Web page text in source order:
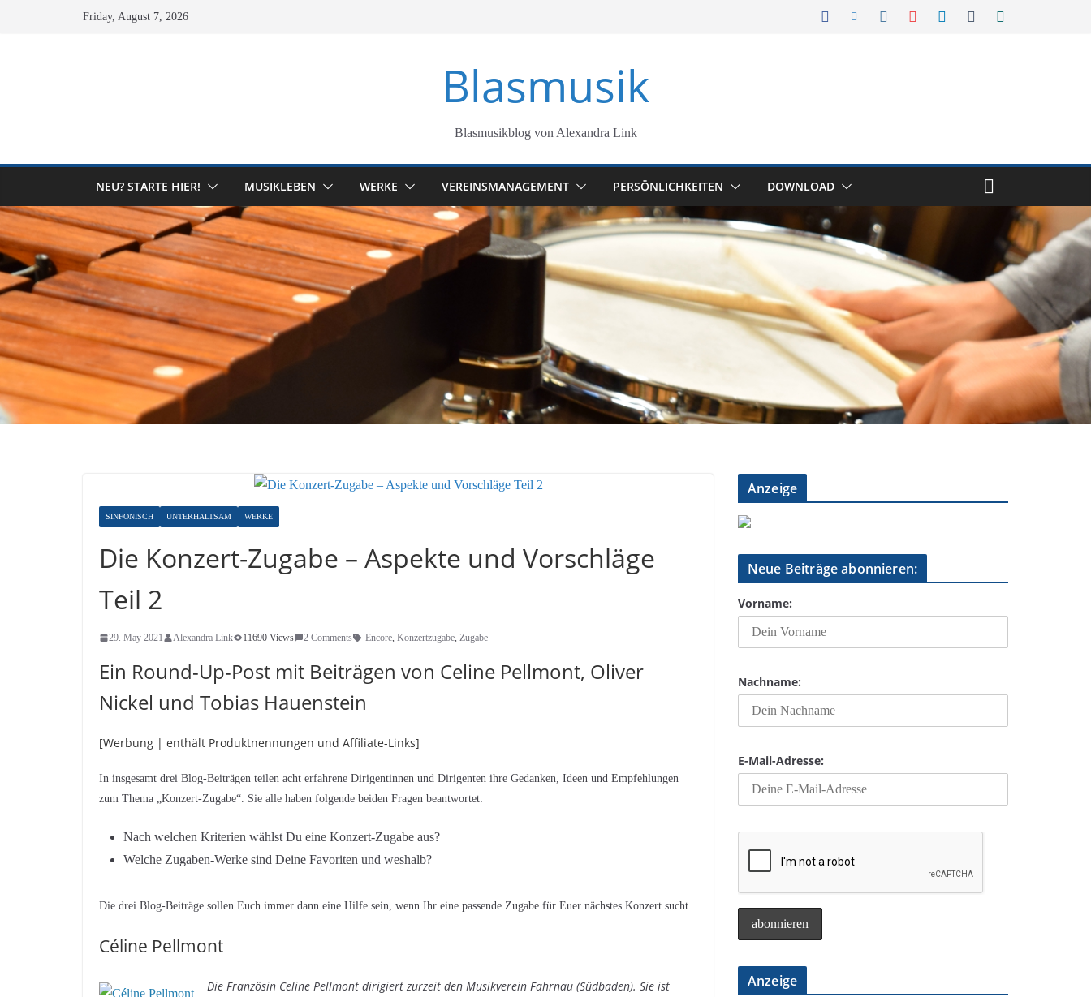
Friday, August 7, 2026
Blasmusik
Blasmusikblog von Alexandra Link
NEU? STARTE HIER! MUSIKLEBEN WERKE VEREINSMANAGEMENT PERSÖNLICHKEITEN DOWNLOAD
SINFONISCH UNTERHALTSAM WERKE
Die Konzert-Zugabe – Aspekte und Vorschläge
Teil 2
29. May 2021 Alexandra Link 11690 Views 2 Comments Encore Konzertzugabe Zugabe
Ein Round-Up-Post mit Beiträgen von Celine Pellmont, Oliver
Nickel und Tobias Hauenstein
[Werbung | enthält Produktnennungen und Affiliate-Links]
In insgesamt drei Blog-Beiträgen teilen acht erfahrene Dirigentinnen und Dirigenten ihre Gedanken, Ideen und Empfehlungen
zum Thema „Konzert-Zugabe“. Sie alle haben folgende beiden Fragen beantwortet:
Nach welchen Kriterien wählst Du eine Konzert-Zugabe aus?
Welche Zugaben-Werke sind Deine Favoriten und weshalb?
Die drei Blog-Beiträge sollen Euch immer dann eine Hilfe sein, wenn Ihr eine passende Zugabe für Euer nächstes Konzert sucht.
Céline Pellmont
Die Französin Celine Pellmont dirigiert zurzeit den Musikverein Fahrnau (Südbaden). Sie ist
Anzeige
Neue Beiträge abonnieren:
Vorname:
Nachname:
E-Mail-Adresse:
Anzeige